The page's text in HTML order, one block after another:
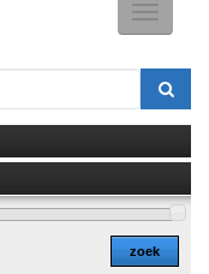
Toggle
▼
▼
zoek